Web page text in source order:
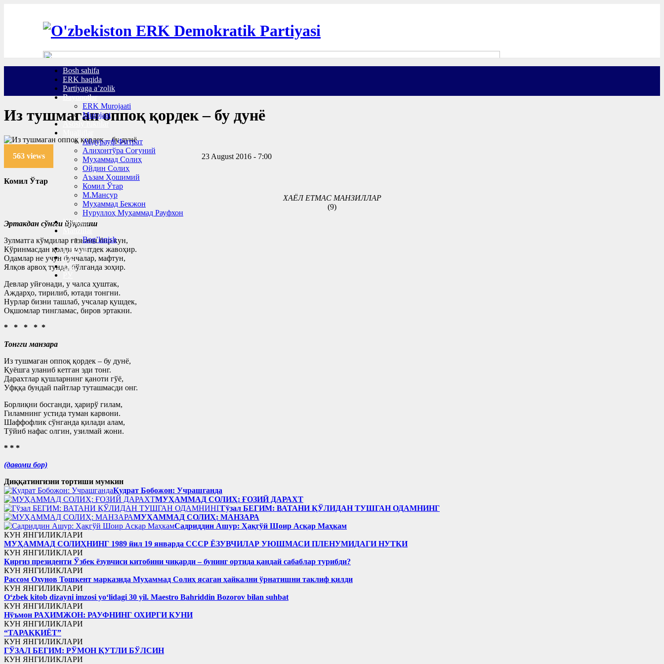
Bosh sahifa
ERK haqida
Partiyaga a’zolik
Bayonotlar
ERK Murojaati
Murojaat
Абдурауф Фитрат
Алихонтўра Соғуний
Муҳаммад Солиҳ
Ойдин Солиҳ
Аъзам Ҳошимий
Комил Ўтар
М.Мансур
Муҳаммад Бекжон
Нуруллоҳ Муҳаммад Рауфхон
Kitoblar
Manzillar
Bog’lanish
Cyr-Lat
TR
O’Z
Из тушмаган оппоқ қордек – бу дунё
563 views 23 August 2016 - 7:00
Комил Ўтар
ХАЁЛ ЕТМАС МАНЗИЛЛАР
(9)
Эртакдан сўнгги йўқотиш
Зулматга кўмдилар ғазнани бир кун,
Кўринмасдан қолди муштдек жавоҳир.
Одамлар не учун бунчалар, мафтун,
Ялқов арвоҳ тунда, бўлганда зоҳир.
Девлар уйғонади, у чалса ҳуштак,
Аждарҳо, тирилиб, ютади тонгни.
Нурлар бизни ташлаб, учсалар қушдек,
Оқшомлар тингламас, биров эртакни.
* * * * *
Тонгги манзара
Из тушмаган оппоқ қордек – бу дунё,
Қуёшга уланиб кетган эди тонг.
Дарахтлар қушларнинг қаноти гўё,
Уфққа бундай пайтлар туташмасди онг.
Борлиқни босганди, ҳарирў гилам,
Гиламнинг устида туман карвони.
Шаффофлик сўнганда қилади алам,
Тўйиб нафас олгин, узилмай жони.
* * *
(давоми бор)
Диққатингизни тортиши мумкин
Қудрат Бобожон: Учрашганда
МУҲАММАД СОЛИҲ: ҒОЗИЙ ДАРАХТ
Гўзал БЕГИМ: ВАТАНИ ҚЎЛИДАН ТУШГАН ОДАМНИНГ
МУҲАММАД СОЛИҲ: МАНЗАРА
Садриддин Ашур: Ҳақгўй Шоир Асқар Маҳкам
КУН ЯНГИЛИКЛАРИ
МУҲАММАД СОЛИҲНИНГ 1989 йил 19 январда СССР ЁЗУВЧИЛАР УЮШМАСИ ПЛЕНУМИДАГИ НУТҚИ
КУН ЯНГИЛИКЛАРИ
Қирғиз президенти Ўзбек ёзувчиси китобини чиқарди – бунинг ортида қандай сабаблар турибди?
КУН ЯНГИЛИКЛАРИ
Рассом Охунов Тошкент марказида Муҳаммад Солиҳ яcаган ҳайкални ўрнатишни таклиф қилди
КУН ЯНГИЛИКЛАРИ
Oʻzbek kitob dizayni imzosi yoʻlidagi 30 yil. Maestro Bahriddin Bozorov bilan suhbat
КУН ЯНГИЛИКЛАРИ
Нўъмон РАҲИМЖОН: РАУФНИНГ ОХИРГИ КУНИ
КУН ЯНГИЛИКЛАРИ
“ТАРАҚҚИЁТ”
КУН ЯНГИЛИКЛАРИ
ГЎЗАЛ БЕГИМ: РЎМОН ҚУТЛИ БЎЛСИН
КУН ЯНГИЛИКЛАРИ